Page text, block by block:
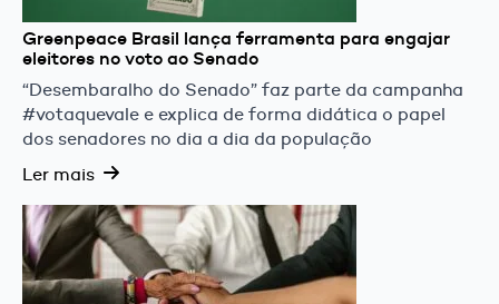
Greenpeace Brasil lança ferramenta para engajar
eleitores no voto ao Senado
“Desembaralho do Senado” faz parte da campanha
#votaquevale e explica de forma didática o papel
dos senadores no dia a dia da população
Ler mais